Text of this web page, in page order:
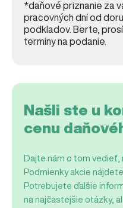
*daňové priznanie za
pracovných dní od
podkladov. Berte,
termíny na podanie.
Našli ste u
cenu
Dajte nám o tom vedieť,
Podmienky akcie
Potrebujete ďalšie
na najčastejšie otázky,